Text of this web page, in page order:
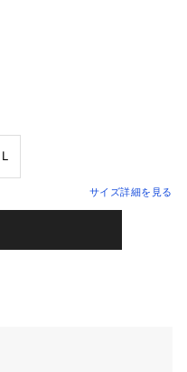
サイズ詳細を見る